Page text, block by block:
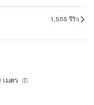
1,505 รีวิว
มตร